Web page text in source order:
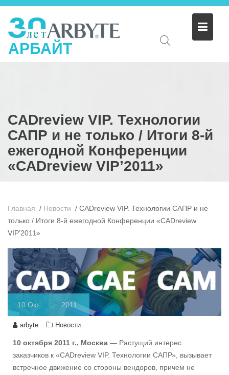
АРБАЙТ
CADreview VIP. Технологии
САПР и не только / Итоги 8-й
ежегодной Конференции
«CADreview VIP’2011»
Главная / Новости / CADreview VIP. Технологии САПР и не
только / Итоги 8-й ежегодной Конференции «CADreview
VIP’2011»
10 Окт 2011
arbyte Новости
10 октября 2011 г., Москва — Растущий интерес
заказчиков к «CADreview VIP. Технологии САПР», вызывает
встречное движение со стороны вендоров, причем не